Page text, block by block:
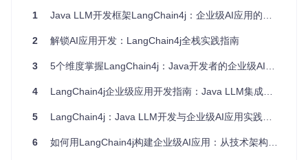
特性
LangChain4j
Python Lang
Chain
其他Java LL
M框架
语言
集成
优化
JVM级优化 依赖外部工具 基础优化
学习
平缓（Java开
中等 陡峭
1 Java LLM开发框架LangChain4j：企业级AI应用的全栈解决方案
2 解锁AI应用开发：LangChain4j全栈实践指南
3 5个维度掌握LangChain4j：Java开发者的企业级AI落地指南
4 LangChain4j企业级应用开发指南：Java LLM集成框架的实战路径与场景落地
5 LangChain4j：Java LLM开发与企业级AI应用实践指南
6 如何用LangChain4j构建企业级AI应用：从技术架构到场景落地的实战指南